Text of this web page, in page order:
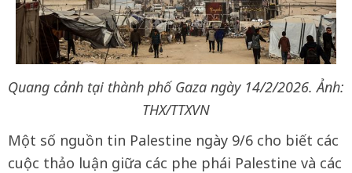
Quang cảnh tại thành phố Gaza ngày 14/2/2026. Ảnh:
THX/TTXVN
Một số nguồn tin Palestine ngày 9/6 cho biết các
cuộc thảo luận giữa các phe phái Palestine và các